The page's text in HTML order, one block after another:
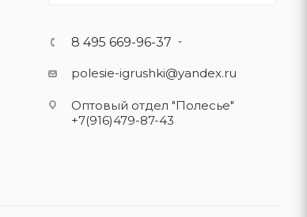
8 495 669-96-37
polesie-igrushki@yandex.ru
Оптовый отдел "Полесье"
+7(916)479-87-43